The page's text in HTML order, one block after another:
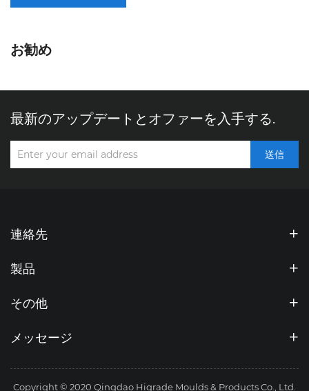
お勧め
最新のアップデートとオファーを入手する.
送信
連絡先
製品
その他
メッセージ
Copyright © 2020 Qingdao Higrade Moulds & Products Co., Ltd.